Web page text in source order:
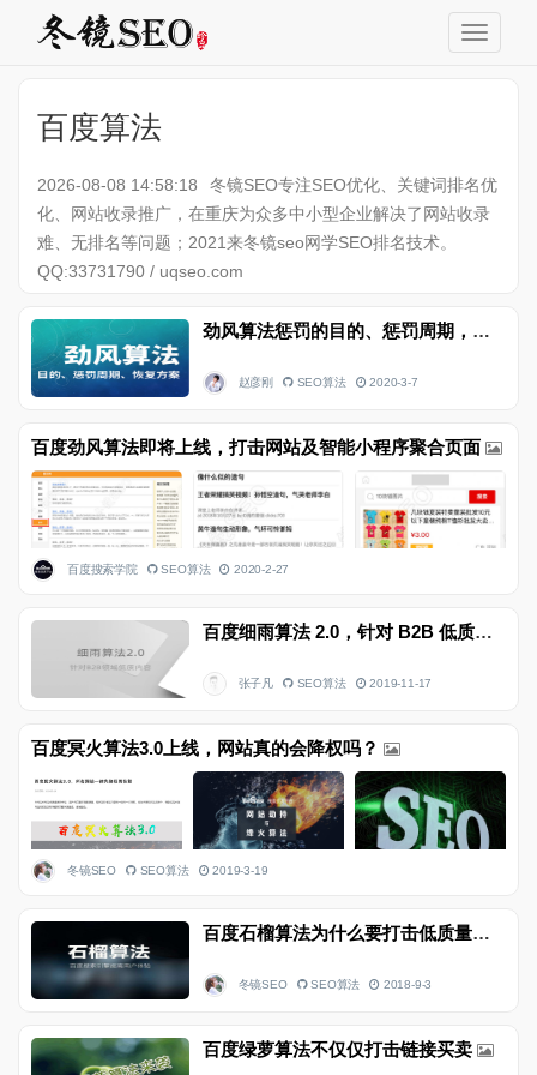
百度算法
2026-08-08 14:58:18
冬镜SEO专注SEO优化、关键词排名优
化、网站收录推广，在重庆为众多中小型企业解决了网站收录
难、无排名等问题；2021来冬镜seo网学SEO排名技术。
QQ:33731790 / uqseo.com
劲风算法惩罚的目的、惩罚周期，如何恢复的方法
赵彦刚 SEO算法 2020-3-7
百度劲风算法即将上线，打击网站及智能小程序聚合页面
百度搜索学院 SEO算法 2020-2-27
百度细雨算法 2.0，针对 B2B 低质量内容
张子凡 SEO算法 2019-11-17
百度冥火算法3.0上线，网站真的会降权吗？
冬镜SEO SEO算法 2019-3-19
百度石榴算法为什么要打击低质量弹窗广告页面
冬镜SEO SEO算法 2018-9-3
百度绿萝算法不仅仅打击链接买卖